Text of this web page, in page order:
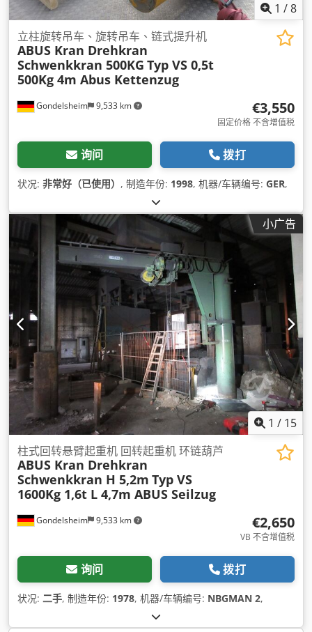
1 /8
Gondelsheim 9,533 km
立柱旋转吊车、旋转吊车、链式提升机
ABUS Kran Drehkran
Schwenkkran 500KG Typ VS 0,5t
500Kg 4m Abus Kettenzug
€3,550
固定价格 不含增值税
询问 拨打
状况: 非常好（已使用） , 制造年份: 1998, 机器/车辆编号: GER,
小广告
1 / 15
Gondelsheim 9,533 km
柱式回转悬臂起重机 回转起重机 环链葫芦
ABUS Kran Drehkran
Schwenkkran H 5,2m Typ VS
1600Kg 1,6t L 4,7m ABUS Seilzug
€2,650
VB 不含增值税
询问 拨打
状况: 二手, 制造年份: 1978, 机器/车辆编号: NBGMAN 2,